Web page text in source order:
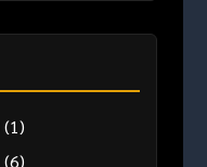
(1)
(6)